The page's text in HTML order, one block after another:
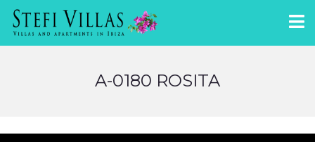
A-0180 ROSITA